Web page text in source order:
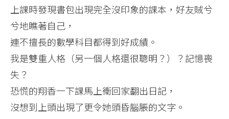
上課時發現書包出現完全沒印象的課本，好友賊兮
兮地瞧著自己，
連不擅長的數學科目都得到好成績。
我是雙重人格（另一個人格還很聰明？）？記憶喪
失？
恐慌的翔香一下課馬上衝回家翻出日記，
沒想到上頭出現了更令她頭昏腦脹的文字。